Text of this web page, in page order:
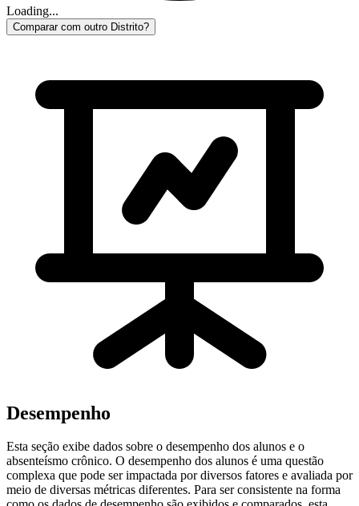
Loading...
Comparar com outro Distrito?
Desempenho
Esta seção exibe dados sobre o desempenho dos alunos e o
absenteísmo crônico. O desempenho dos alunos é uma questão
complexa que pode ser impactada por diversos fatores e avaliada por
meio de diversas métricas diferentes. Para ser consistente na forma